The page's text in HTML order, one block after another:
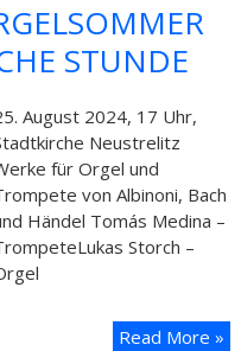
STUNDE
August 2024, 17 Uhr,
Neustrelitz
für Orgel und
von Albinoni, Bach
Händel Tomás Medina –
Storch –
Read More »